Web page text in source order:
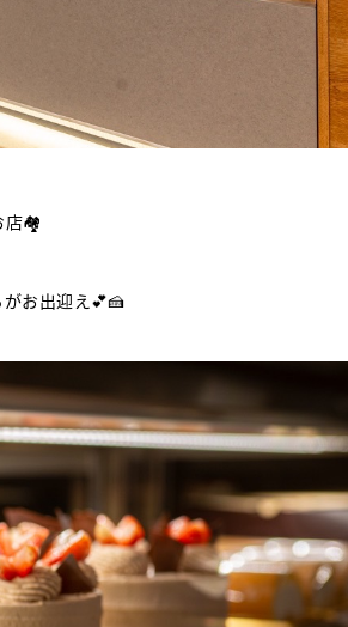
店🏘️
お出迎え💕🍰